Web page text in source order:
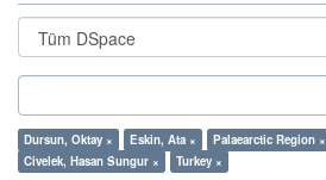
Dursun, Oktay × Eskin, Ata × Palaearctic Region ×
Civelek, Hasan Sungur ×
Turkey ×